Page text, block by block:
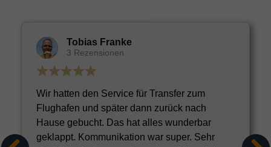
Tobias Franke
3 Rezensionen
Wir hatten den Service für Transfer zum
Flughafen und später dann zurück nach
Hause gebucht. Das hat alles wunderbar
geklappt. Kommunikation war super. Sehr